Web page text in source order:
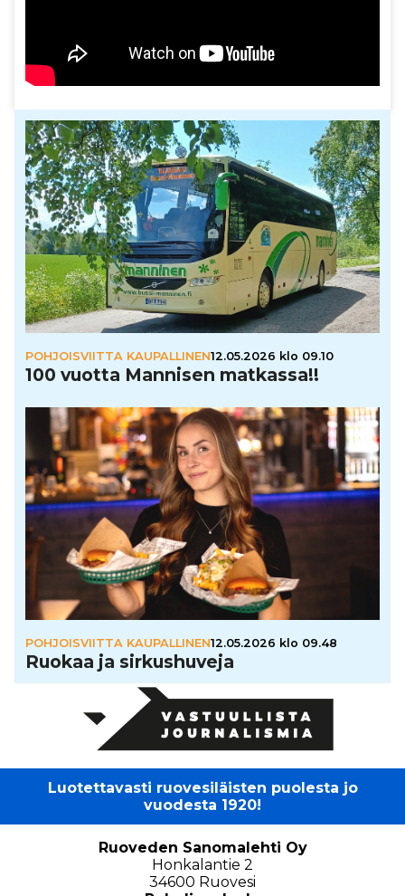
POHJOISVIITTA KAUPALLINEN12.05.2026 klo 09.10
100 vuotta Mannisen matkassa!!
POHJOISVIITTA KAUPALLINEN12.05.2026 klo 09.48
Ruokaa ja sir­kus­hu­veja
Luotettavasti ruovesiläisten puolesta jo
vuodesta 1920!
Ruoveden Sanomalehti Oy
Honkalantie 2
34600 Ruovesi